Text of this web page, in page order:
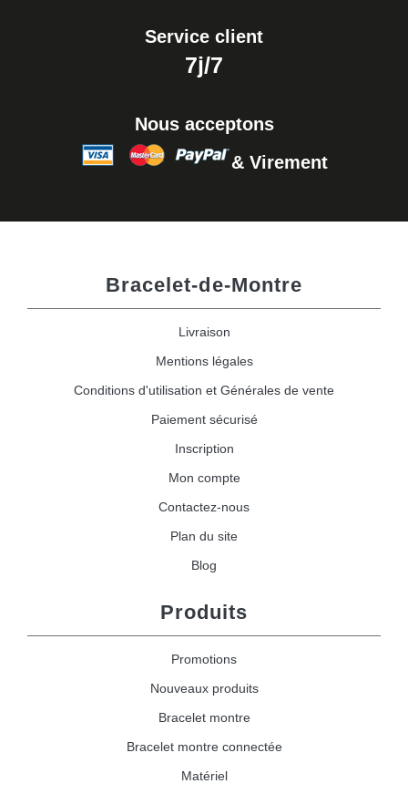
Service client
7j/7
Nous acceptons
& Virement
Bracelet-de-Montre
Livraison
Mentions légales
Conditions d'utilisation et Générales de vente
Paiement sécurisé
Inscription
Mon compte
Contactez-nous
Plan du site
Blog
Produits
Promotions
Nouveaux produits
Bracelet montre
Bracelet montre connectée
Matériel